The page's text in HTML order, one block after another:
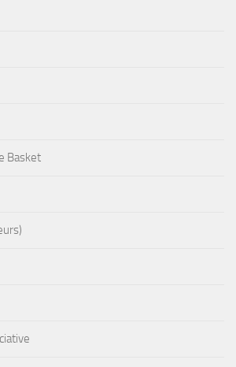
Basket